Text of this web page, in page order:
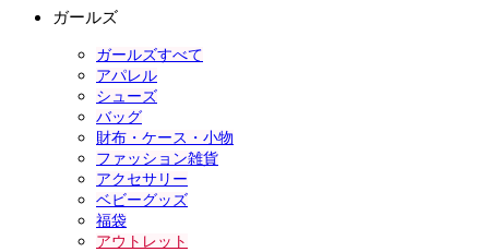
ガールズ
ガールズすべて
アパレル
シューズ
バッグ
財布・ケース・小物
ファッション雑貨
アクセサリー
ベビーグッズ
福袋
アウトレット